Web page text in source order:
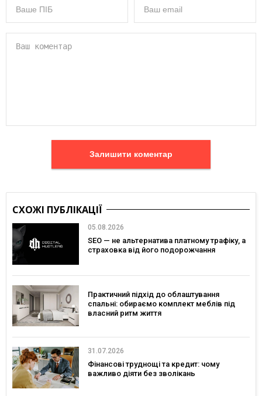
Залишити коментар
СХОЖІ ПУБЛІКАЦІЇ
05.08.2026
SEO — не альтернатива платному трафіку, а
страховка від його подорожчання
Практичний підхід до облаштування
спальні: обираємо комплект меблів під
власний ритм життя
31.07.2026
Фінансові труднощі та кредит: чому
важливо діяти без зволікань